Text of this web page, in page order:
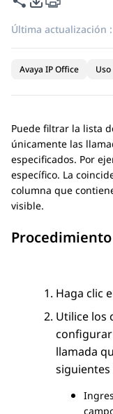
Última actualización :
Avaya IP Office Uso
Puede filtrar la lista
únicamente las
especificados. Por
específico. La
columna que
visible.
Procedimiento
Haga clic
Utilice los
configurar
llamada
siguientes